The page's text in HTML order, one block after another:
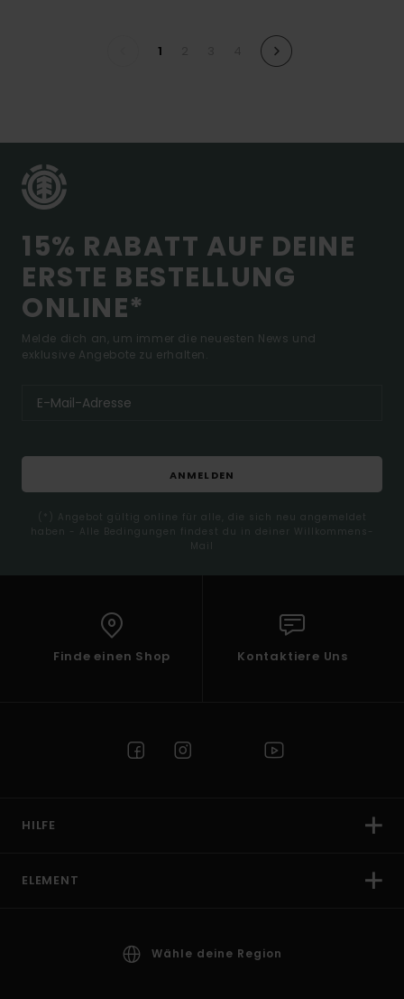
1
15% RABATT AUF DEINE
ERSTE BESTELLUNG
ONLINE*
Melde dich an, um immer die neuesten News und
exklusive Angebote zu erhalten.
ANMELDEN
(*) Angebot gültig online für alle, die sich neu angemeldet
haben - Alle Bedingungen findest du in deiner Willkommens-
Mail
Finde einen Shop Kontaktiere Uns
HILFE
ELEMENT
Wähle deine Region